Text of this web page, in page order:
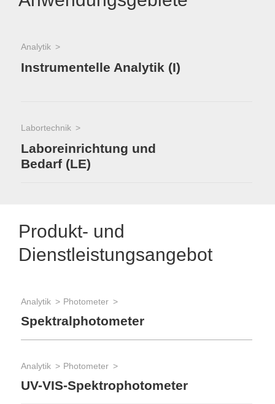
Analytik
Instrumentelle Analytik (I)
Labortechnik
Laboreinrichtung und
Bedarf (LE)
Produkt- und
Dienstleistungsangebot
Analytik Photometer
Spektralphotometer
Analytik Photometer
UV-VIS-Spektrophotometer